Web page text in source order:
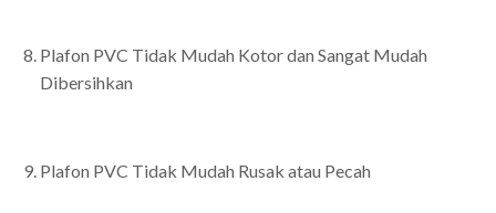
Plafon PVC Tidak Mudah Kotor dan Sangat Mudah
Dibersihkan
Plafon PVC Tidak Mudah Rusak atau Pecah